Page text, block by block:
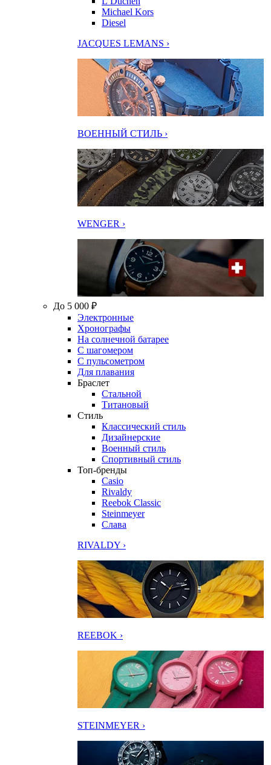
Michael Kors
Diesel
JACQUES LEMANS ›
ВОЕННЫЙ СТИЛЬ ›
WENGER ›
До 5 000 ₽
Электронные
Хронографы
На солнечной батарее
С шагомером
С пульсометром
Для плавания
Браслет
Стальной
Титановый
Стиль
Классический стиль
Дизайнерские
Военный стиль
Спортивный стиль
Топ-бренды
Casio
Rivaldy
Reebok Classic
Steinmeyer
Слава
RIVALDY ›
REEBOK ›
STEINMEYER ›